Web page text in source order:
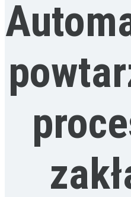
Automatyzacja
największy sens
zakładzie
czynności, które
czasu,
operatora albo
błędów. Dotyczy
procesów, w
tempo pracy,